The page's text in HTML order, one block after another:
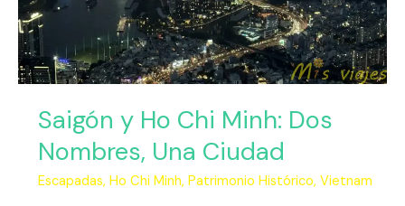
Saigón y Ho Chi Minh: Dos
Nombres, Una Ciudad
Escapadas, Ho Chi Minh, Patrimonio Histórico, Vietnam
Una
Ciudad